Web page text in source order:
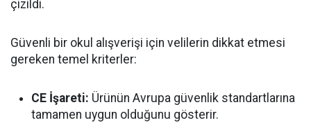
çizildi.
Güvenli bir okul alışverişi için velilerin dikkat etmesi
gereken temel kriterler:
CE İşareti: Ürünün Avrupa güvenlik standartlarına
tamamen uygun olduğunu gösterir.